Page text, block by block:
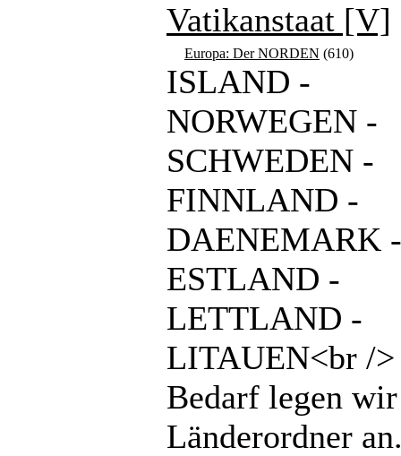
Vatikanstaat [V]
Europa: Der NORDEN (610)
ISLAND -
NORWEGEN -
SCHWEDEN -
FINNLAND -
DAENEMARK -
ESTLAND -
LETTLAND -
LITAUEN<br /
Bedarf legen wir
Länderordner